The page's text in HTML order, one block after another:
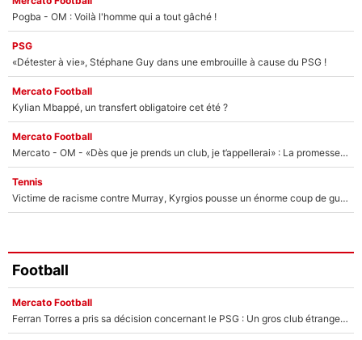
Pogba - OM : Voilà l'homme qui a tout gâché !
PSG
«Détester à vie», Stéphane Guy dans une embrouille à cause du PSG !
Mercato Football
Kylian Mbappé, un transfert obligatoire cet été ?
Mercato Football
Mercato - OM - «Dès que je prends un club, je t’appellerai» : La promesse de Marcelino au moment de claquer la porte
Tennis
Victime de racisme contre Murray, Kyrgios pousse un énorme coup de gueule !
Football
Mercato Football
Ferran Torres a pris sa décision concernant le PSG : Un gros club étranger prêt à relancer le feuilleton pour la signature du champion du monde 2026 !